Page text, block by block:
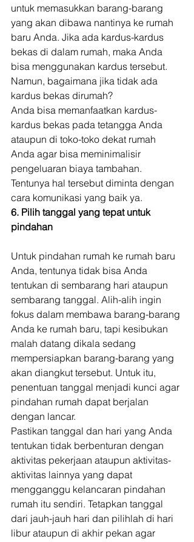
untuk memasukkan barang-barang
yang akan dibawa nantinya ke rumah
baru Anda. Jika ada kardus-kardus
bekas di dalam rumah, maka Anda
bisa menggunakan kardus tersebut.
Namun, bagaimana jika tidak ada
kardus bekas dirumah?
Anda bisa memanfaatkan kardus-
kardus bekas pada tetangga Anda
ataupun di toko-toko dekat rumah
Anda agar bisa meminimalisir
pengeluaran biaya tambahan.
Tentunya hal tersebut diminta dengan
cara komunikasi yang baik ya.
6. Pilih tanggal yang tepat untuk
pindahan
Untuk pindahan rumah ke rumah baru
Anda, tentunya tidak bisa Anda
tentukan di sembarang hari ataupun
sembarang tanggal. Alih-alih ingin
fokus dalam membawa barang-barang
Anda ke rumah baru, tapi kesibukan
malah datang dikala sedang
mempersiapkan barang-barang yang
akan diangkut tersebut. Untuk itu,
penentuan tanggal menjadi kunci agar
pindahan rumah dapat berjalan
dengan lancar.
Pastikan tanggal dan hari yang Anda
tentukan tidak berbenturan dengan
aktivitas pekerjaan ataupun aktivitas-
aktivitas lainnya yang dapat
mengganggu kelancaran pindahan
rumah itu sendiri. Tetapkan tanggal
dari jauh-jauh hari dan pilihlah di hari
libur ataupun di akhir pekan agar